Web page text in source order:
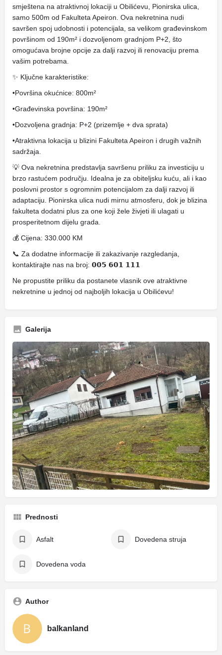
smještena na atraktivnoj lokaciji u Obilićevu, Pionirska ulica,
samo 500m od Fakulteta Apeiron. Ova nekretnina nudi
savršen spoj udobnosti i potencijala, sa velikom građevinskom
površinom od 190m² i dozvoljenom gradnjom P+2, što
omogućava brojne opcije za dalji razvoj ili renovaciju prema
vašim potrebama.
✨ Ključne karakteristike:
•Površina okućnice: 800m²
•Građevinska površina: 190m²
•Dozvoljena gradnja: P+2 (prizemlje + dva sprata)
•Atraktivna lokacija u blizini Fakulteta Apeiron i drugih važnih
sadržaja.
💡 Ova nekretnina predstavlja savršenu priliku za investiciju u
brzo rastućem području. Idealna je za obiteljsku kuću, ali i kao
poslovni prostor s ogromnim potencijalom za dalji razvoj ili
adaptaciju. Pionirska ulica nudi mirnu atmosferu, dok je blizina
fakulteta dodatni plus za one koji žele živjeti ili ulagati u
prosperitetnom dijelu grada.
💰 Cijena: 330.000 KM
📞 Za dodatne informacije ili zakazivanje razgledanja,
kontaktirajte nas na broj: 𝟬𝟬𝟱 𝟲𝟬𝟭 𝟭𝟭𝟭
Ne propustite priliku da postanete vlasnik ove atraktivne
nekretnine u jednoj od najboljih lokacija u Obilićevu!
Galerija
Prednosti
Asfalt Dovedena struja
Dovedena voda
Author
balkanland